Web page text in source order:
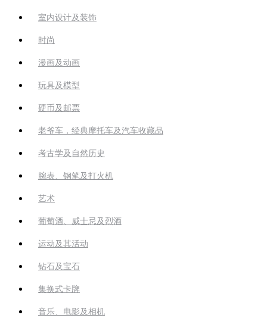
室内设计及装饰
时尚
漫画及动画
玩具及模型
硬币及邮票
老爷车，经典摩托车及汽车收藏品
考古学及自然历史
腕表、钢笔及打火机
艺术
葡萄酒、威士忌及烈酒
运动及其活动
钻石及宝石
集换式卡牌
音乐、电影及相机